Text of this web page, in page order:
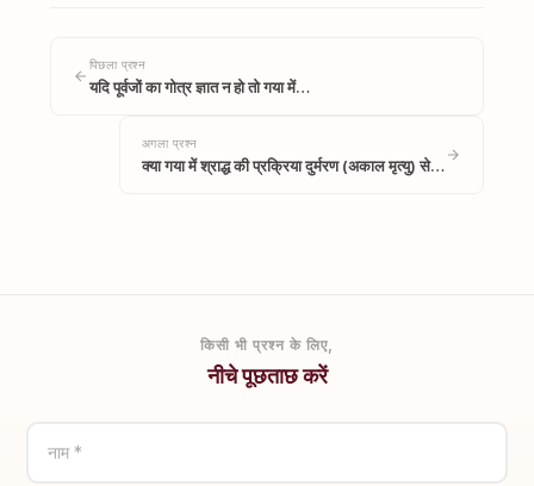
पिछला प्रश्न
यदि पूर्वजों का गोत्र ज्ञात न हो तो गया में…
अगला प्रश्न
क्या गया में श्राद्ध की प्रक्रिया दुर्मरण (अकाल मृत्यु) से…
किसी भी प्रश्न के लिए,
नीचे पूछताछ करें
नाम *